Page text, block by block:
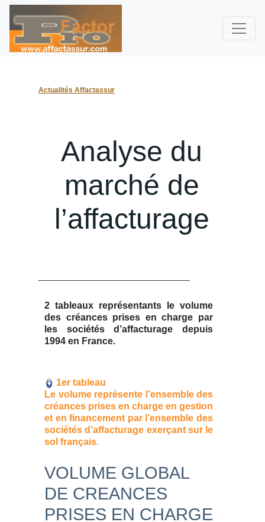
Actualités Affactassur
Analyse du
marché de
l’affacturage
2 tableaux représentants le volume
des créances prises en charge par
les sociétés d’affacturage depuis
1994 en France.
1er tableau
Le volume représente l’ensemble des
créances prises en charge en gestion
et en financement par l’ensemble des
sociétés d’affacturage exerçant sur le
sol français.
VOLUME GLOBAL
DE CREANCES
PRISES EN CHARGE